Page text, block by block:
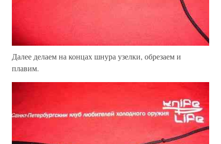
Далее делаем на концах шнура узелки, обрезаем и
плавим.